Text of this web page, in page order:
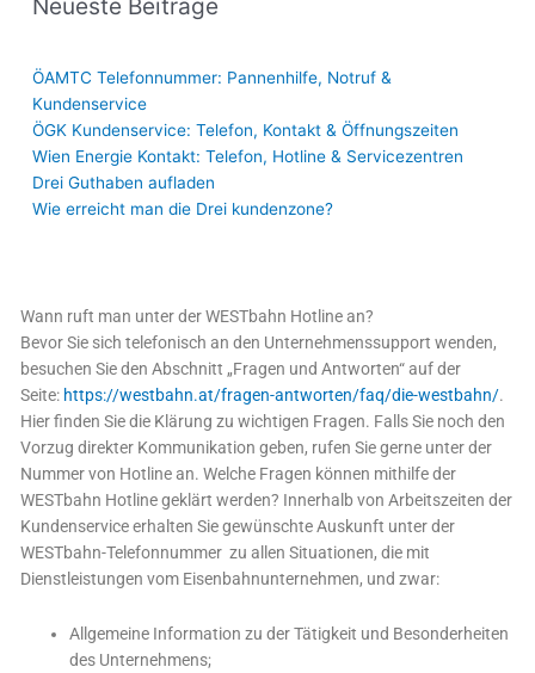
ÖAMTC Telefonnummer: Pannenhilfe, Notruf &
Kundenservice
ÖGK Kundenservice: Telefon, Kontakt & Öffnungszeiten
Wien Energie Kontakt: Telefon, Hotline & Servicezentren
Drei Guthaben aufladen
Wie erreicht man die Drei kundenzone?
Wann ruft man unter der WESTbahn Hotline an?
Bevor Sie sich telefonisch an den Unternehmenssupport wenden,
besuchen Sie den Abschnitt „Fragen und Antworten“ auf der
Seite: https://westbahn.at/fragen-antworten/faq/die-westbahn/.
Hier finden Sie die Klärung zu wichtigen Fragen. Falls Sie noch den
Vorzug direkter Kommunikation geben, rufen Sie gerne unter der
Nummer von Hotline an. Welche Fragen können mithilfe der
WESTbahn Hotline geklärt werden? Innerhalb von Arbeitszeiten der
Kundenservice erhalten Sie gewünschte Auskunft unter der
WESTbahn-Telefonnummer zu allen Situationen, die mit
Dienstleistungen vom Eisenbahnunternehmen, und zwar:
Allgemeine Information zu der Tätigkeit und Besonderheiten
des Unternehmens;